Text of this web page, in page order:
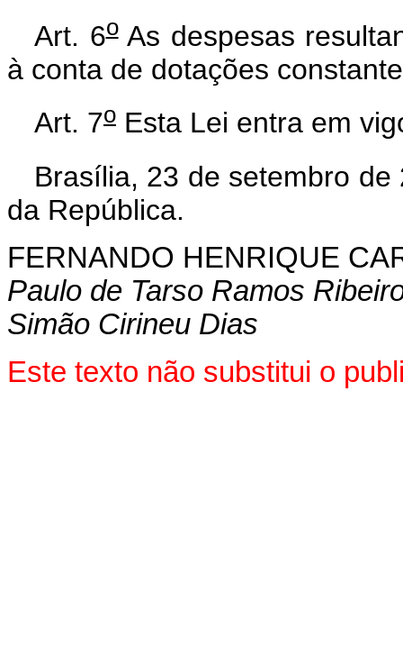
Art. 6oAs despesas
à conta de dotações
Art. 7o Esta Lei entra em
Brasília, 23 de setembro de
da República.
FERNANDO HENRIQUE
Paulo de Tarso Ramos
Simão Cirineu Dias
Este texto não substitui o